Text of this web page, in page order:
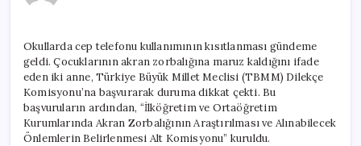
Akran
Nezaketi
Önerisi
için
Okullarda cep telefonu kullanımının kısıtlanması gündeme
geldi. Çocuklarının akran zorbalığına maruz kaldığını ifade
eden iki anne, Türkiye Büyük Millet Meclisi (TBMM) Dilekçe
Komisyonu’na başvurarak duruma dikkat çekti. Bu
başvuruların ardından, “İlköğretim ve Ortaöğretim
Kurumlarında Akran Zorbalığının Araştırılması ve Alınabilecek
Önlemlerin Belirlenmesi Alt Komisyonu” kuruldu.